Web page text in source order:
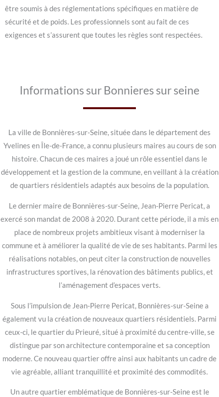
être soumis à des réglementations spécifiques en matière de
sécurité et de poids. Les professionnels sont au fait de ces
exigences et s’assurent que toutes les règles sont respectées.
Informations sur Bonnieres sur seine
La ville de Bonnières-sur-Seine, située dans le département des
Yvelines en Île-de-France, a connu plusieurs maires au cours de son
histoire. Chacun de ces maires a joué un rôle essentiel dans le
développement et la gestion de la commune, en veillant à la création
de quartiers résidentiels adaptés aux besoins de la population.
Le dernier maire de Bonnières-sur-Seine, Jean-Pierre Pericat, a
exercé son mandat de 2008 à 2020. Durant cette période, il a mis en
place de nombreux projets ambitieux visant à moderniser la
commune et à améliorer la qualité de vie de ses habitants. Parmi les
réalisations notables, on peut citer la construction de nouvelles
infrastructures sportives, la rénovation des bâtiments publics, et
l’aménagement d’espaces verts.
Sous l’impulsion de Jean-Pierre Pericat, Bonnières-sur-Seine a
également vu la création de nouveaux quartiers résidentiels. Parmi
ceux-ci, le quartier du Prieuré, situé à proximité du centre-ville, se
distingue par son architecture contemporaine et sa conception
moderne. Ce nouveau quartier offre ainsi aux habitants un cadre de
vie agréable, alliant tranquillité et proximité des commodités.
Un autre quartier emblématique de Bonnières-sur-Seine est le